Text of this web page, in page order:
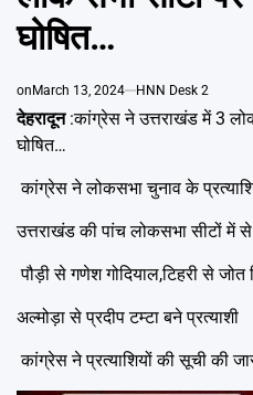
घोषित…
on March 13, 2024 HNN Desk 2
देहरादून:कांग्रेस ने उत्तराखंड में 3
घोषित…
कांग्रेस ने लोकसभा चुनाव के
उत्तराखंड की पांच लोकसभा सीटों में से
पौड़ी से गणेश गोदियाल,टिहरी से जोत
अल्मोड़ा से प्रदीप टम्टा बने प्रत्याशी
कांग्रेस ने प्रत्याशियों की सूची की